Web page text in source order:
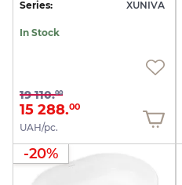
Series: XUNIVA
In Stock
19 110.00
15 288.00
UAH/pc.
-20%